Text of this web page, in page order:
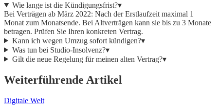
Wie lange ist die Kündigungsfrist?▾
Bei Verträgen ab März 2022: Nach der Erstlaufzeit maximal 1
Monat zum Monatsende. Bei Altverträgen kann sie bis zu 3 Monate
betragen. Prüfen Sie Ihren konkreten Vertrag.
Kann ich wegen Umzug sofort kündigen?▾
Was tun bei Studio-Insolvenz?▾
Gilt die neue Regelung für meinen alten Vertrag?▾
Weiterführende Artikel
Digitale Welt